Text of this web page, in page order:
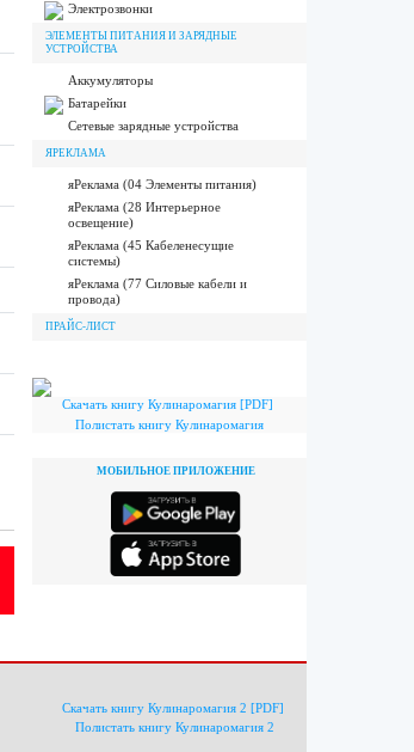
Электрозвонки
ЭЛЕМЕНТЫ ПИТАНИЯ И ЗАРЯДНЫЕ
УСТРОЙСТВА
Аккумуляторы
Батарейки
Сетевые зарядные устройства
ЯРЕКЛАМА
яРеклама (04 Элементы питания)
яРеклама (28 Интерьерное
освещение)
яРеклама (45 Кабеленесущие
системы)
яРеклама (77 Силовые кабели и
провода)
ПРАЙС-ЛИСТ
Скачать книгу Кулинаромагия 2 [PDF]
Полистать книгу Кулинаромагия 2
Скачать книгу Кулинаромагия [PDF]
Полистать книгу Кулинаромагия
МОБИЛЬНОЕ ПРИЛОЖЕНИЕ